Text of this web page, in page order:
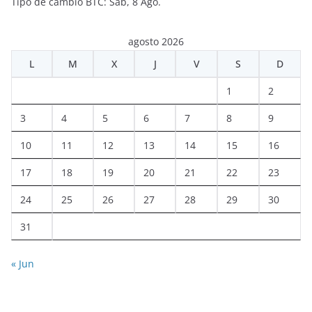
agosto 2026
L
M X J V S D
1 2
3 4 5 6 7 8 9
10 11 12 13 14 15 16
17 18 19 20 21 22 23
24 25 26 27 28 29 30
31
« Jun